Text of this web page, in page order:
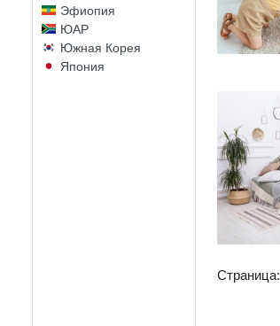
Эфиопия
ЮАР
Южная Корея
Япония
Страница: